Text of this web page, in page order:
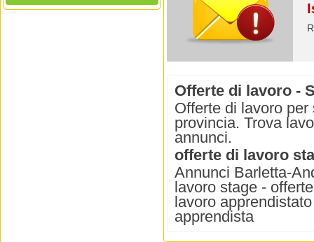
Offerte di lavoro -
Offerte di lavoro
provincia. Trova
annunci.
offerte di lavoro
Annunci Barletta-
lavoro stage -
lavoro
apprendista